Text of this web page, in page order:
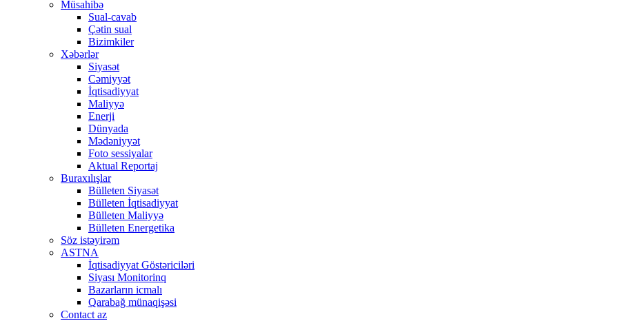
Müsahibə
Sual-cavab
Çətin sual
Bizimkiler
Xəbərlər
Siyasət
Cəmiyyət
İqtisadiyyat
Maliyyə
Enerji
Dünyada
Mədəniyyət
Foto sessiyalar
Aktual Reportaj
Buraxılışlar
Bülleten Siyasət
Bülleten İqtisadiyyat
Bülleten Maliyyə
Bülleten Energetika
Söz istəyirəm
ASTNA
İqtisadiyyat Göstəriciləri
Siyası Monitorinq
Bazarların icmalı
Qarabağ münaqişəsi
Contact az